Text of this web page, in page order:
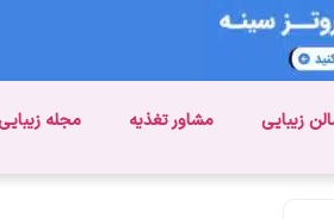
زیبایی مشاور تغذیه مجله